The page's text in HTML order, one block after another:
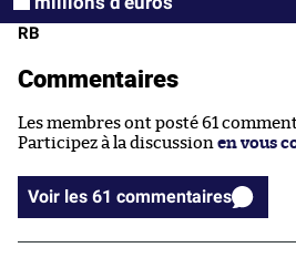
RB
Commentaires
Les membres ont posté 61
Participez à la discussion en vous
Voir les 61 commentaires